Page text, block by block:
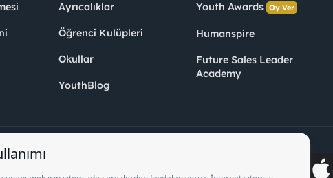
Ayrıcalıklar
Öğrenci Kulüpleri
Okullar
YouthBlog
Youth Awards Oy Ver
Humanspire
Future Sales Leader
Academy